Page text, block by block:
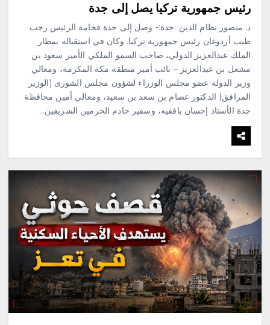
رئيس جمهورية تركيا يصل إلى جدة
د. منصور نظام الدين :جدة:- وصل إلى جدة فخامة الرئيس رجب
طيب أردوغان رئيس جمهورية تركيا. وكان في استقباله بمطار
الملك عبدالعزيز الدولي، صاحب السمو الملكي الأمير سعود بن
مشعل بن عبدالعزيز – نائب أمير منطقة مكة المكرمة، ومعالي
وزير الدولة عضو مجلس الوزراء لشؤون مجلس الشورى (الوزير
المرافق) الدكتور عصام بن سعد بن سعيد، ومعالي أمين محافظة
جدة الأستاذ إحسان بافقيه، وسفير خادم الحرمين الشريفين…